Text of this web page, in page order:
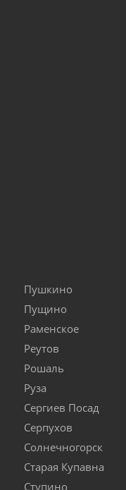
Пушкино
Пущино
Раменское
Реутов
Рошаль
Руза
Сергиев Посад
Серпухов
Солнечногорск
Старая Купавна
Ступино